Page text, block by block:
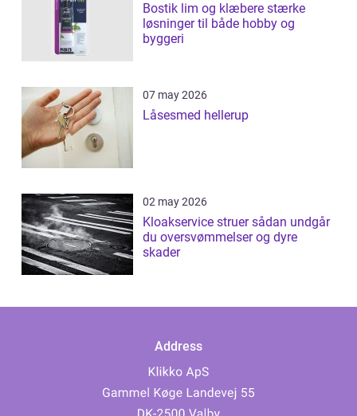
Bostik lim og klæbere stærke
løsninger til både hobby og
byggeri
07 may 2026
Låsesmed hellerup
02 may 2026
Kloakservice struer sådan undgår
du oversvømmelser og dyre
skader
Address